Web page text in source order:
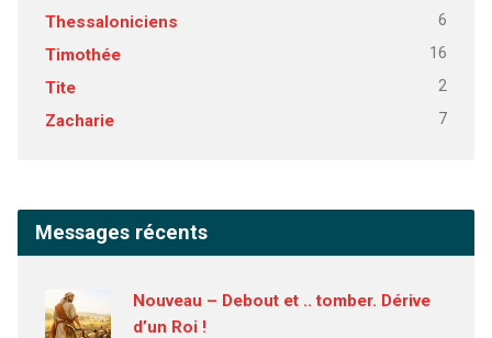
Thessaloniciens 6
Timothée 16
Tite 2
Zacharie 7
Messages récents
Nouveau – Debout et .. tomber. Dérive
d’un Roi !